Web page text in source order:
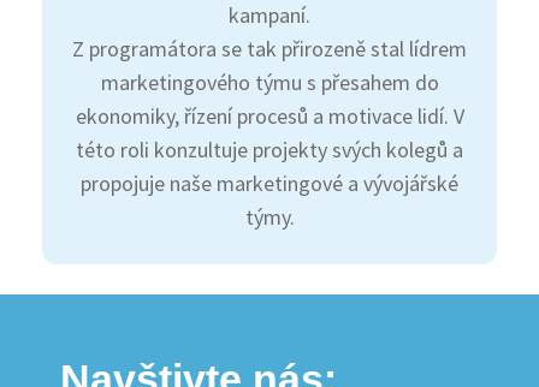
kampaní.
Z programátora se tak přirozeně stal lídrem
marketingového týmu s přesahem do
ekonomiky, řízení procesů a motivace lidí. V
této roli konzultuje projekty svých kolegů a
propojuje naše marketingové a vývojářské
týmy.